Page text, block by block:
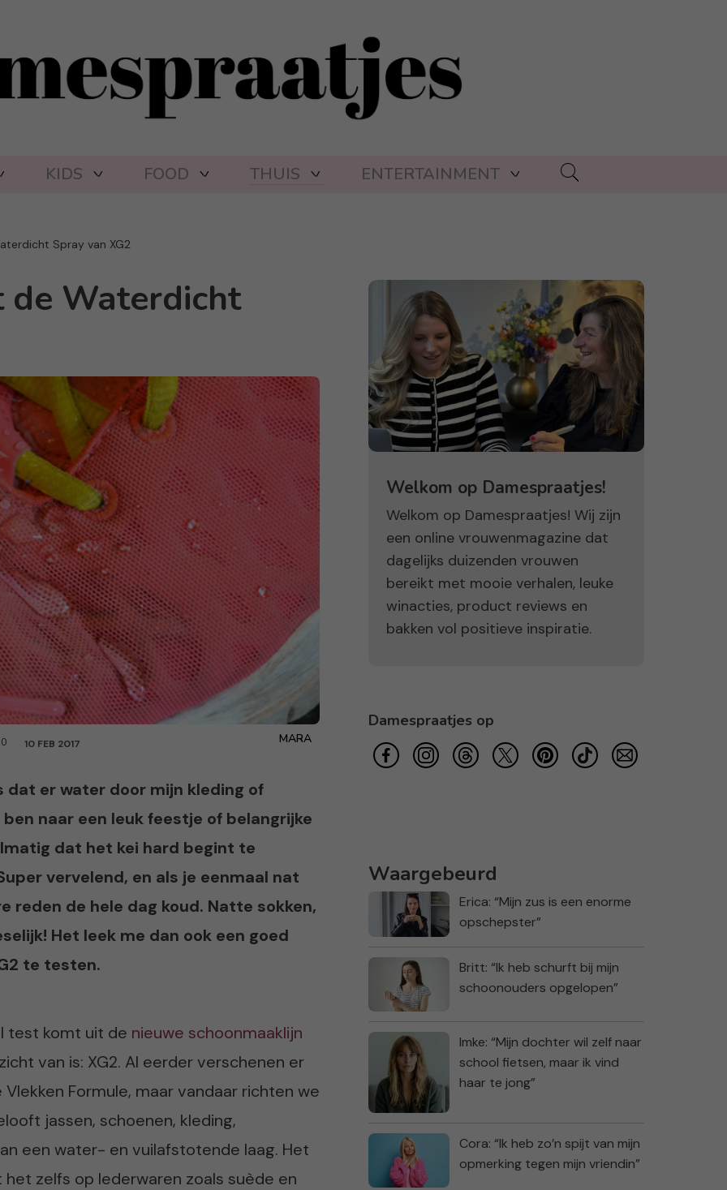
KIDS FOOD THUIS ENTERTAINMENT
Spray van XG2
de Waterdicht
0 10 FEB 2017 MARA
dat er water door mijn kleding of
naar een leuk feestje of belangrijke
dat het kei hard begint te
vervelend, en als je eenmaal nat
reden de hele dag koud. Natte sokken,
Het leek me dan ook een goed
te testen.
test komt uit de nieuwe schoonmaaklijn
van is: XG2. Al eerder verschenen er
Formule, maar vandaar richten we
jassen, schoenen, kleding,
een water- en vuilafstotende laag. Het
zelfs op lederwaren zoals suède en
Welkom op Damespraatjes!
Welkom op Damespraatjes! Wij zijn
een online vrouwenmagazine dat
dagelijks duizenden vrouwen
bereikt met mooie verhalen, leuke
winacties, product reviews en
bakken vol positieve inspiratie.
Damespraatjes op
Waargebeurd
Erica: “Mijn zus is een enorme
opschepster”
Britt: “Ik heb schurft bij mijn
schoonouders opgelopen”
Imke: “Mijn dochter wil zelf naar
school fietsen, maar ik vind
haar te jong”
Cora: “Ik heb zo’n spijt van mijn
opmerking tegen mijn vriendin”